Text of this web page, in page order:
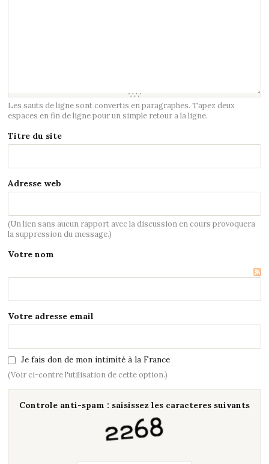
Les sauts de ligne sont convertis en paragraphes. Tapez deux
espaces en fin de ligne pour un simple retour a la ligne.
Titre du site
Adresse web
(Un lien sans aucun rapport avec la discussion en cours provoquera
la suppression du message.)
Votre nom
Votre adresse email
Je fais don de mon intimité à la France
(Voir ci-contre l'utilisation de cette option.)
Controle anti-spam : saisissez les caracteres suivants